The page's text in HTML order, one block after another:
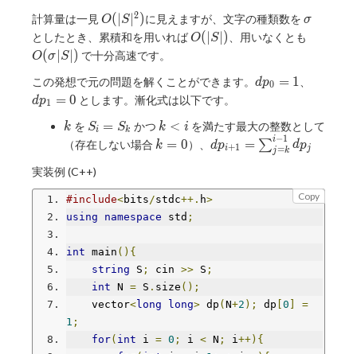
計算量は一見 O(|S|^2)
O( ∣S∣2)に見えますが、文字の種類数をσ
σ
としたとき、累積和を用いればO(|S|)
O( ∣S∣) 、用いなくとも
O(σ∣S∣) で十分高速です。
この発想で元の問題を解くことができます。 dp_0=1
dp0 = 1
dp1 = 0 とします。漸化式は以下です。
k
k を S_i=S_k
Si = Sk かつ k<i
k < i を満たす最大の整数として
（存在しない場合 k=0
k = 0）、 dpi+1 = ∑j=k
i−1
dpj
実装例 (C++)
Copy
#include<bits/stdc++. h>
using
namespace std ;
int main (){
string S ; cin >> S ;
int N = S . size ();
    vector
<long long> dp ( N+2 ); dp 0
=
1 ;
for( int i = 0 ; i < N ; i++){